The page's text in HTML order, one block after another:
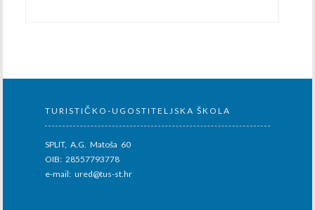
TURISTIČKO-UGOSTITELJSKA ŠKOLA
SPLIT, A.G. Matoša 60
OIB: 28557793778
e-mail: ured@tus-st.hr